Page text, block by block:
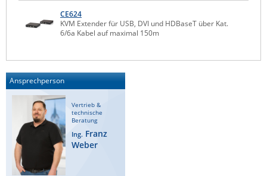
Power Kingdom
Riello UPS
Server Technology
Siretta
SIRIO Antenne
Sunbird
CE624
KVM Extender für USB, DVI und HDBaseT über Kat.
6/6a Kabel auf maximal 150m
Ansprechperson
Vertrieb &
technische
Beratung
Ing. Franz
Weber